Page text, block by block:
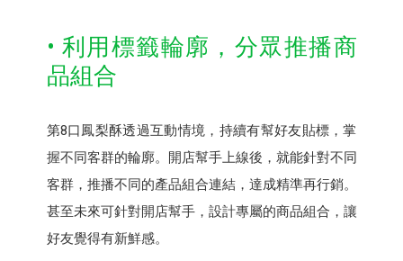
• 利用標籤輪廓，分眾推播商
品組合
第8口鳳梨酥透過互動情境，持續有幫好友貼標，掌
握不同客群的輪廓。開店幫手上線後，就能針對不同
客群，推播不同的產品組合連結，達成精準再行銷。
甚至未來可針對開店幫手，設計專屬的商品組合，讓
好友覺得有新鮮感。